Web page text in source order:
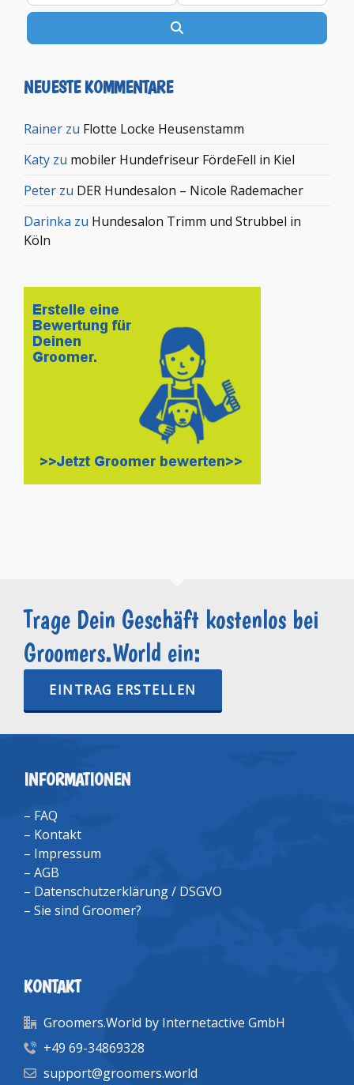
NEUESTE KOMMENTARE
Rainer zu Flotte Locke Heusenstamm
Katy zu mobiler Hundefriseur FördeFell in Kiel
Peter zu DER Hundesalon – Nicole Rademacher
Darinka zu Hundesalon Trimm und Strubbel in
Köln
Trage Dein Geschäft kostenlos bei
Groomers.World ein:
EINTRAG ERSTELLEN
INFORMATIONEN
– FAQ
– Kontakt
– Impressum
– AGB
– Datenschutzerklärung / DSGVO
– Sie sind Groomer?
KONTAKT
Groomers.World by Internetactive GmbH
+49 69-34869328
support@groomers.world